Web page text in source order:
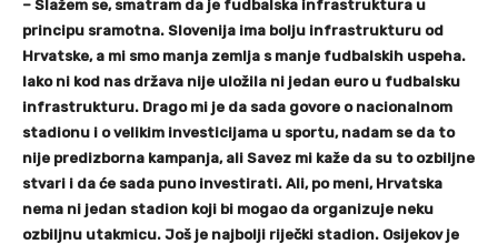
– Slažem se, smatram da je fudbalska infrastruktura u
principu sramotna. Slovenija ima bolju infrastrukturu od
Hrvatske, a mi smo manja zemlja s manje fudbalskih uspeha.
Iako ni kod nas država nije uložila ni jedan euro u fudbalsku
infrastrukturu. Drago mi je da sada govore o nacionalnom
stadionu i o velikim investicijama u sportu, nadam se da to
nije predizborna kampanja, ali Savez mi kaže da su to ozbiljne
stvari i da će sada puno investirati. Ali, po meni, Hrvatska
nema ni jedan stadion koji bi mogao da organizuje neku
ozbiljnu utakmicu. Još je najbolji riječki stadion. Osijekov je